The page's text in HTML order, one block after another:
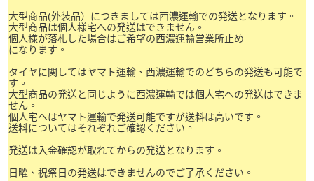
大型商品(外装品）につきましては西濃運輸での発送となります。
大型商品は個人様宅への発送はできません。
個人様が落札した場合はご希望の西濃運輸営業所止め
になります。
タイヤに関してはヤマト運輸、西濃運輸でのどちらの発送も可能で
す。
大型商品の発送と同じように西濃運輸では個人宅への発送はできま
せん。
個人宅へはヤマト運輸で発送可能ですが送料は高いです。
送料についてはそれぞれご確認ください。
発送は入金確認が取れてからの発送となります。
日曜、祝祭日の発送はできませんのでご了承ください。